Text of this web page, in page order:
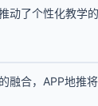
动了个性化教学的
融合，APP地推